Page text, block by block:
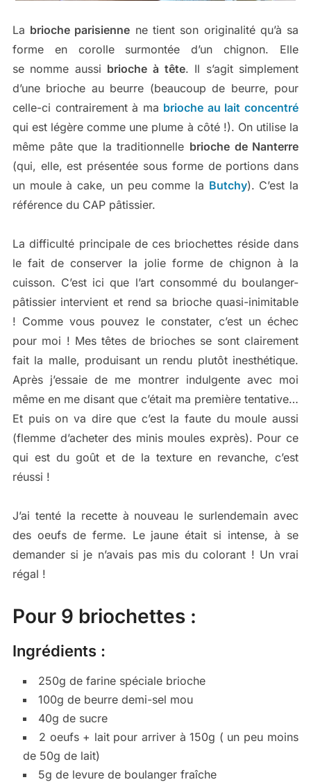
La brioche parisienne ne tient son originalité qu’à sa
forme en corolle surmontée d’un chignon. Elle
se nomme aussi brioche à tête. Il s’agit simplement
d’une brioche au beurre (beaucoup de beurre, pour
celle-ci contrairement à ma brioche au lait concentré
qui est légère comme une plume à côté !). On utilise la
même pâte que la traditionnelle brioche de Nanterre
(qui, elle, est présentée sous forme de portions dans
un moule à cake, un peu comme la Butchy). C’est la
référence du CAP pâtissier.
La difficulté principale de ces briochettes réside dans
le fait de conserver la jolie forme de chignon à la
cuisson. C’est ici que l’art consommé du boulanger-
pâtissier intervient et rend sa brioche quasi-inimitable
! Comme vous pouvez le constater, c’est un échec
pour moi ! Mes têtes de brioches se sont clairement
fait la malle, produisant un rendu plutôt inesthétique.
Après j’essaie de me montrer indulgente avec moi
même en me disant que c’était ma première tentative…
Et puis on va dire que c’est la faute du moule aussi
(flemme d’acheter des minis moules exprès). Pour ce
qui est du goût et de la texture en revanche, c’est
réussi !
J’ai tenté la recette à nouveau le surlendemain avec
des oeufs de ferme. Le jaune était si intense, à se
demander si je n’avais pas mis du colorant ! Un vrai
régal !
Pour 9 briochettes :
Ingrédients :
250g de farine spéciale brioche
100g de beurre demi-sel mou
40g de sucre
2 oeufs + lait pour arriver à 150g ( un peu moins
de 50g de lait)
5g de levure de boulanger fraîche